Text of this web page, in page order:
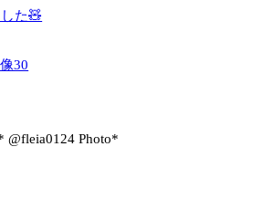
た🧸
Photo*